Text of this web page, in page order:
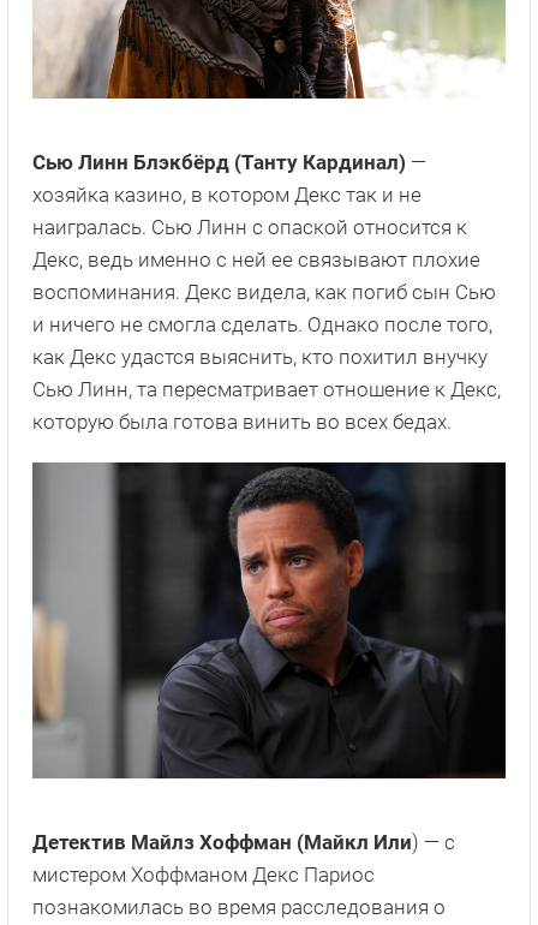
Сью Линн Блэкбёрд (Танту Кардинал) —
хозяйка казино, в котором Декс так и не
наигралась. Сью Линн с опаской относится к
Декс, ведь именно с ней ее связывают плохие
воспоминания. Декс видела, как погиб сын Сью
и ничего не смогла сделать. Однако после того,
как Декс удастся выяснить, кто похитил внучку
Сью Линн, та пересматривает отношение к Декс,
которую была готова винить во всех бедах.
Детектив Майлз Хоффман (Майкл Или) — с
мистером Хоффманом Декс Париос
познакомилась во время расследования о